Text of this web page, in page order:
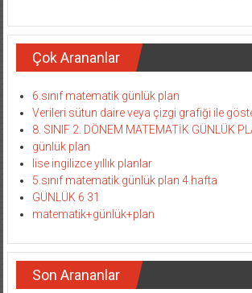
Çok Arananlar
6.sınıf matematik günlük plan
Verileri sütun daire veya çizgi grafiği ile
8. SINIF 2. DÖNEM MATEMATİK GÜNLÜK
günlük plan
lise ingilizce yıllık planlar
5.sınıf matematik günlük plan 4.hafta
GÜNLÜK 6 31
matematik+günlük+plan
Son Arananlar